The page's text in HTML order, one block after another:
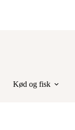
Kød og fisk